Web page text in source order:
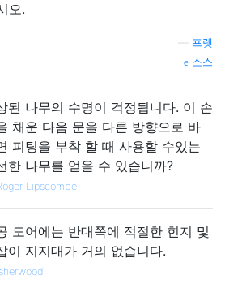
오.
프렛
소스
된 나무의 수명이 걱정됩니다. 이 손
채운 다음 문을 다른 방향으로 바
피팅을 부착 할 때 사용할 수있는
한 나무를 얻을 수 있습니까?
Lipscombe
도어에는 반대쪽에 적절한 힌지 및
이 지지대가 거의 없습니다.